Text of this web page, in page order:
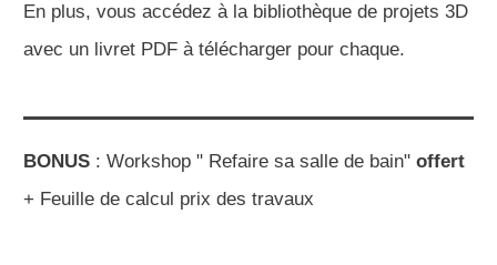
En plus, vous accédez à la bibliothèque de projets 3D
avec un livret PDF à télécharger pour chaque.
BONUS : Workshop " Refaire sa salle de bain" offert
+ Feuille de calcul prix des travaux